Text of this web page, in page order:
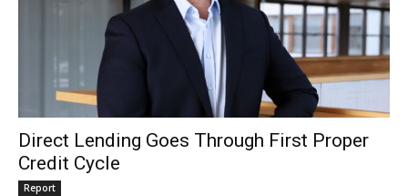
Direct Lending Goes Through First Proper
Credit Cycle
Report